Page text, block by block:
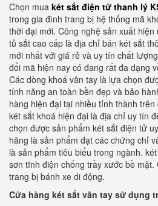
Chọn mua két sắt điện tử thanh lý
trong gia đình trang bị hệ thống mã
thời đại mới. Công nghệ sản xuất
tủ sắt cao cấp là địa chỉ bán két sắt
mới nhất với giá rẻ và uy tín chất
đổi mã hiện nay có đang rất đa dạng
Các dòng khoá vân tay là lựa chọn
tính năng an toàn bền đẹp và bảo
hàng hiện đại tại nhiều tỉnh thành
két sắt khoá hiện đại là địa chỉ uy tín
chọn được sản phẩm két sắt điện tử
hãng là sản phẩm đạt các chứng chỉ
là sản phẩm tiêu biểu trong ngành.
sơn tĩnh điện chống trầy xước bề
trang bị bánh xe di động.
Cửa hàng két sắt vân tay sử dụng